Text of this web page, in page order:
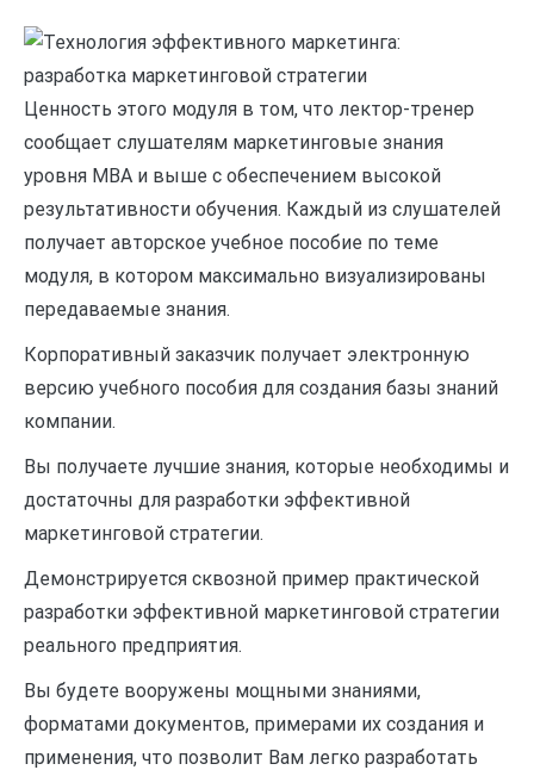
Ценность этого модуля в том, что лектор-тренер
сообщает слушателям маркетинговые знания
уровня МВА и выше с обеспечением высокой
результативности обучения. Каждый из слушателей
получает авторское учебное пособие по теме
модуля, в котором максимально визуализированы
передаваемые знания.
Корпоративный заказчик получает электронную
версию учебного пособия для создания базы знаний
компании.
Вы получаете лучшие знания, которые необходимы и
достаточны для разработки эффективной
маркетинговой стратегии.
Демонстрируется сквозной пример практической
разработки эффективной маркетинговой стратегии
реального предприятия.
Вы будете вооружены мощными знаниями,
форматами документов, примерами их создания и
применения, что позволит Вам легко разработать